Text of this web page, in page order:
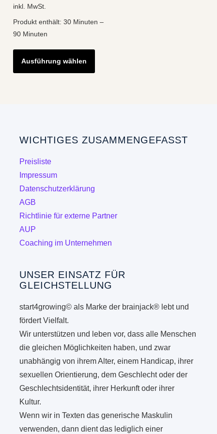
inkl. MwSt.
Produkt enthält: 30 Minuten –
90 Minuten
Ausführung wählen
Dieses
weist
Optionen
gewählt
WICHTIGES ZUSAMMENGEFASST
Preisliste
Impressum
Datenschutzerklärung
AGB
Richtlinie für externe Partner
AUP
Coaching im Unternehmen
UNSER EINSATZ FÜR
GLEICHSTELLUNG
start4growing© als Marke der brainjack® lebt und
fördert Vielfalt.
Wir unterstützen und leben vor, dass alle Menschen
die gleichen Möglichkeiten haben, und zwar
unabhängig von ihrem Alter, einem Handicap, ihrer
sexuellen Orientierung, dem Geschlecht oder der
Geschlechtsidentität, ihrer Herkunft oder ihrer
Kultur.
Wenn wir in Texten das generische Maskulin
verwenden, dann dient das lediglich einer